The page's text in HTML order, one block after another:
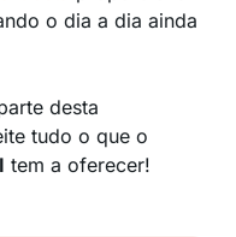
o dia a dia ainda
desta
tudo o que o
tem a oferecer!